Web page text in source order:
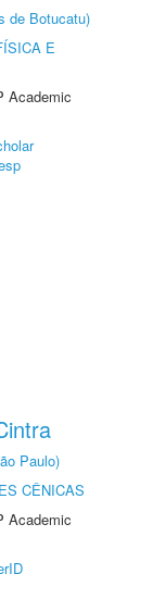
de Botucatu)
E
Academic
Paulo)
CÊNICAS
Academic